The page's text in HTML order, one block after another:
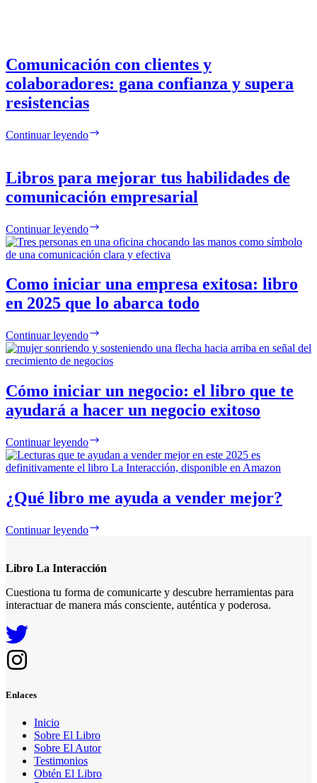
Comunicación con clientes y
colaboradores: gana confianza y supera
resistencias
Continuar leyendo
Libros para mejorar tus habilidades de
comunicación empresarial
Continuar leyendo
Como iniciar una empresa exitosa: libro
en 2025 que lo abarca todo
Continuar leyendo
Cómo iniciar un negocio: el libro que te
ayudará a hacer un negocio exitoso
Continuar leyendo
¿Qué libro me ayuda a vender mejor?
Continuar leyendo
Libro La Interacción
Cuestiona tu forma de comunicarte y descubre herramientas para
interactuar de manera más consciente, auténtica y poderosa.
Enlaces
Inicio
Sobre El Libro
Sobre El Autor
Testimonios
Obtén El Libro